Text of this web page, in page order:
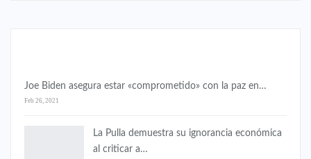
Joe Biden asegura estar «comprometido» con la paz en…
Feb 26, 2021
La Pulla demuestra su ignorancia económica
al criticar a…